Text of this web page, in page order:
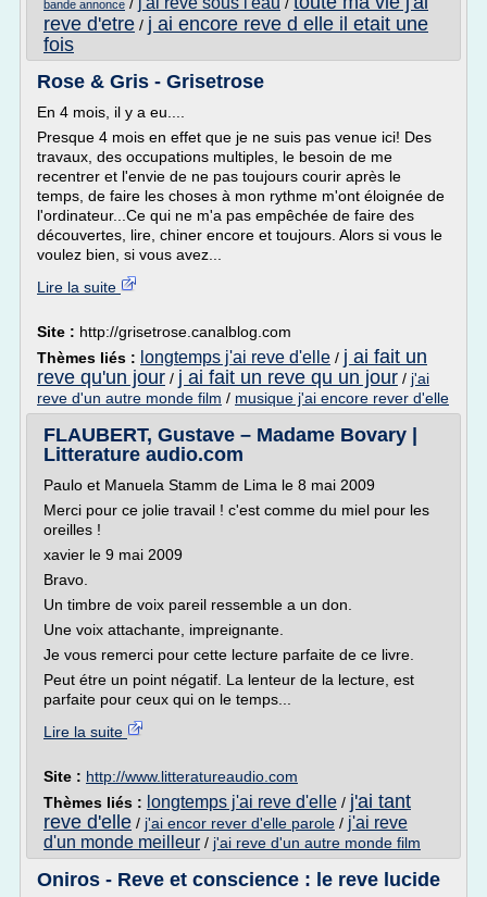
bande annonce
reve d'etre / j ai encore reve d elle il etait une
fois
Rose & Gris - Grisetrose
En 4 mois, il y a eu....
Presque 4 mois en effet que je ne suis pas venue ici! Des
travaux, des occupations multiples, le besoin de me
recentrer et l'envie de ne pas toujours courir après le
temps, de faire les choses à mon rythme m'ont éloignée de
l'ordinateur...Ce qui ne m'a pas empêchée de faire des
découvertes, lire, chiner encore et toujours. Alors si vous le
voulez bien, si vous avez...
Lire la suite
Site : http://grisetrose.canalblog.com
Thèmes liés : longtemps j'ai reve d'elle / j ai fait un
reve qu'un jour / j ai fait un reve qu un jour / j'ai
reve d'un autre monde film / musique j'ai encore rever d'elle
FLAUBERT, Gustave – Madame Bovary |
Litterature audio.com
Paulo et Manuela Stamm de Lima le 8 mai 2009
Merci pour ce jolie travail ! c'est comme du miel pour les
oreilles !
xavier le 9 mai 2009
Bravo.
Un timbre de voix pareil ressemble a un don.
Une voix attachante, impreignante.
Je vous remerci pour cette lecture parfaite de ce livre.
Peut étre un point négatif. La lenteur de la lecture, est
parfaite pour ceux qui on le temps...
Lire la suite
Site : http://www.litteratureaudio.com
Thèmes liés : longtemps j'ai reve d'elle / j'ai tant
reve d'elle / j'ai encor rever d'elle parole / j'ai reve
d'un monde meilleur / j'ai reve d'un autre monde film
Oniros - Reve et conscience : le reve lucide